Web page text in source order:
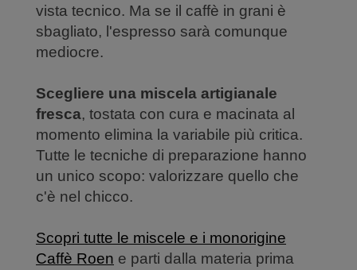
vista tecnico. Ma se il caffè in grani è
sbagliato, l'espresso sarà comunque
mediocre.
Scegliere una miscela artigianale
fresca, tostata con cura e macinata al
momento elimina la variabile più critica.
Tutte le tecniche di preparazione hanno
un unico scopo: valorizzare quello che
c'è nel chicco.
Scopri tutte le miscele e i monorigine
Caffè Roen e parti dalla materia prima